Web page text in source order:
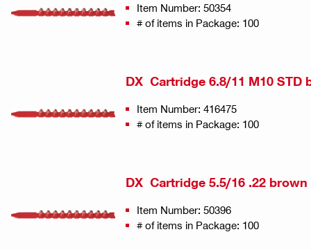
Item Number: 50354
# of items in Package: 100
DX Cartridge 6.8/11 M10 STD
Item Number: 416475
# of items in Package: 100
DX Cartridge 5.5/16 .22 brown
Item Number: 50396
# of items in Package: 100